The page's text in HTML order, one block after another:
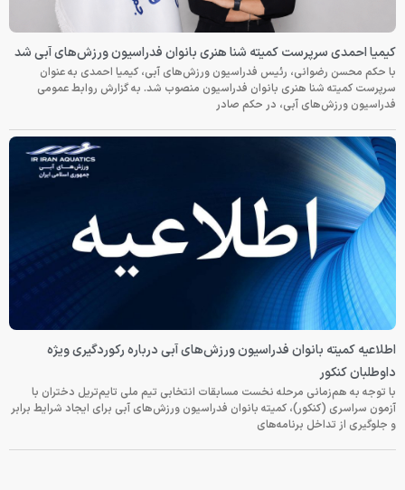
کیمیا احمدی سرپرست کمیته شنا هنری بانوان فدراسیون ورزش‌های آبی شد
با حکم محسن رضوانی، رئیس فدراسیون ورزش‌های آبی، کیمیا احمدی به عنوان
سرپرست کمیته شنا هنری بانوان فدراسیون منصوب شد. به گزارش روابط عمومی
فدراسیون ورزش‌های آبی، در حکم صادر
اطلاعیه کمیته بانوان فدراسیون ورزش‌های آبی درباره رکوردگیری ویژه
داوطلبان کنکور
با توجه به هم‌زمانی مرحله نخست مسابقات انتخابی تیم ملی تایم‌تریل دختران با
آزمون سراسری (کنکور)، کمیته بانوان فدراسیون ورزش‌های آبی برای ایجاد شرایط برابر
و جلوگیری از تداخل برنامه‌های